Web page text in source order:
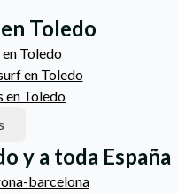
Toledo
Toledo
en Toledo
en Toledo
y a toda España
barcelona